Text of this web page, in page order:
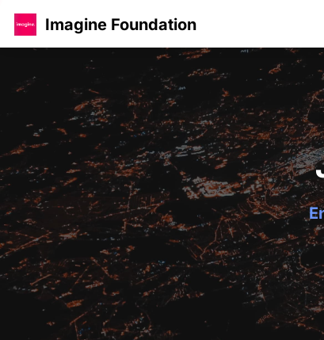
Imagine Foundation